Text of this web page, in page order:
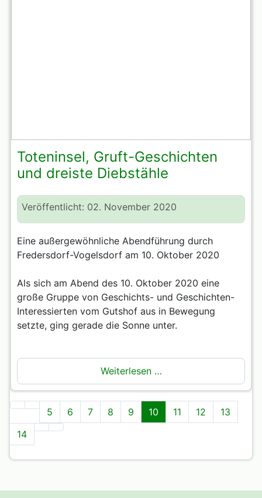
Toteninsel, Gruft-Geschichten
und dreiste Diebstähle
Veröffentlicht: 02. November 2020
Eine außergewöhnliche Abendführung durch
Fredersdorf-Vogelsdorf am 10. Oktober 2020
Als sich am Abend des 10. Oktober 2020 eine
große Gruppe von Geschichts- und Geschichten-
Interessierten vom Gutshof aus in Bewegung
setzte, ging gerade die Sonne unter.
Weiterlesen …
5 6 7 8 9 10 11 12
13
14